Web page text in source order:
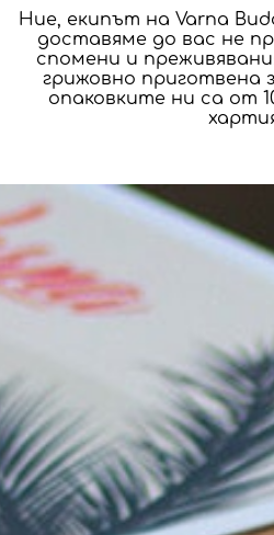
Ние, екипът на Varna
доставяме до вас не
спомени и
грижовно приготвена
опаковките ни са от